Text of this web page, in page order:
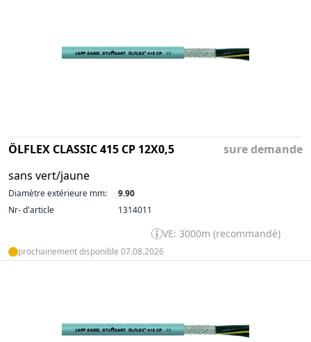
ÖLFLEX CLASSIC 415 CP 12X0,5
sans vert/jaune
sure demande
Diamètre extérieure mm:
9.90
Nr- d'article
1314011
VE: 3000m (recommandé)
prochainement disponible 07.08.2026